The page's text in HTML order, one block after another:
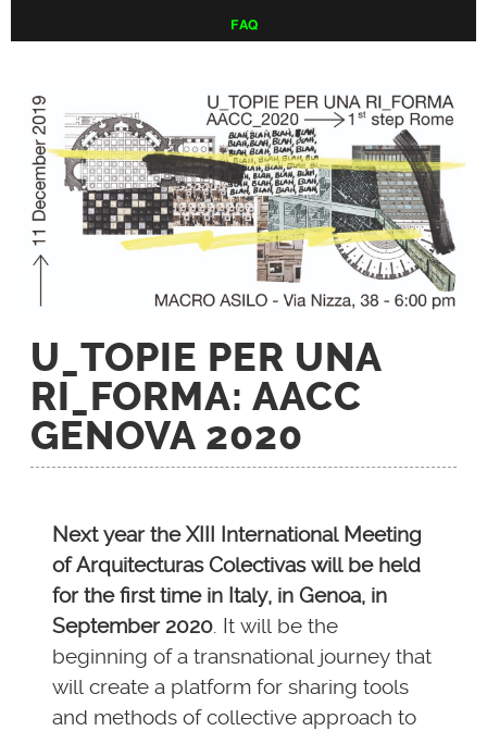
FAQ
U_TOPIE PER UNA
RI_FORMA: AACC
GENOVA 2020
Next year the XIII International Meeting
of Arquitecturas Colectivas will be held
for the first time in Italy, in Genoa, in
September 2020. It will be the
beginning of a transnational journey that
will create a platform for sharing tools
and methods of collective approach to